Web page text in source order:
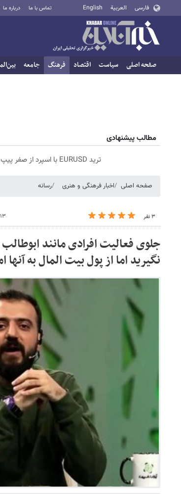
فارسی العربية English تماس با ما درباره ما
صفحه اصلی سیاست اقتصاد فرهنگ جامعه
مطالب پیشنهادی
ترید EURUSD با اسپرد از صفر پیپ
صفحه اصلی اخبار فرهنگی و هنری رسانه
۳ نفر ۱۳ خرداد ۱۴۰۵ - ۰۶:۱۳
جلوی فعالیت افرادی مانند
نگیرید اما از پول بیت المال به